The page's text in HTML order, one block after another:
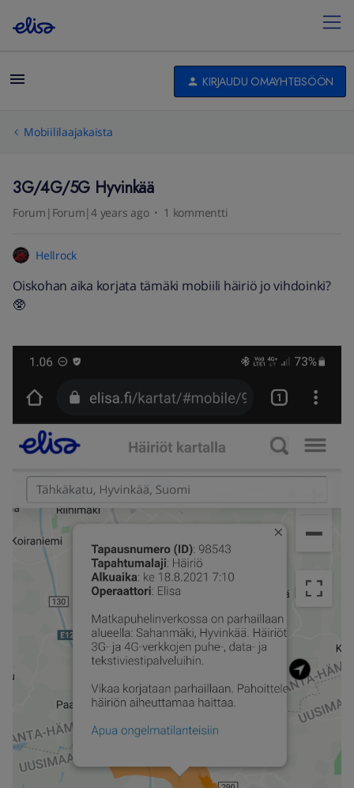
KIRJAUDU OMAYHTEISÖÖN
Mobiililaajakaista
3G/4G/5G Hyvinkää
Forum|Forum|4 years ago 1 kommentti
Hellrock
Oiskohan aika korjata tämäki mobiili häiriö jo vihdoinki?
🥸